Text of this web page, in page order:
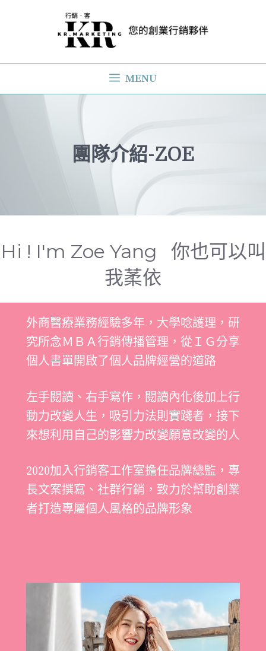
要
容
MENU
團隊介紹-ZOE
Hi ! I'm Zoe Yang 你也可以叫
我葇依
外商醫療業務經驗多年，大學唸護理，研
究所念ＭＢＡ行銷傳播管理，從ＩＧ分享
個人書單開啟了個人品牌經營的道路
左手閱讀、右手寫作，閱讀內化後加上行
動力改變人生，吸引力法則實踐者，接下
來想利用自己的影響力改變願意改變的人
2020加入行銷客工作室擔任品牌總監，專
長文案撰寫、社群行銷，致力於幫助創業
者打造專屬個人風格的品牌形象